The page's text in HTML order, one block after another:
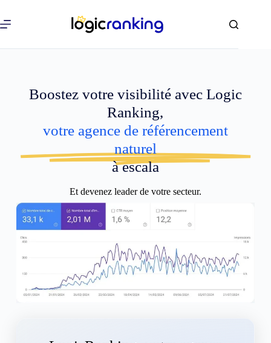
Boostez votre visibilité avec Logic
Ranking,
votre agence de référencement
naturel
à escala
Et devenez leader de votre secteur.